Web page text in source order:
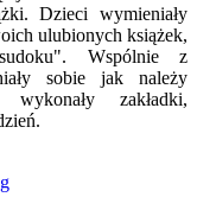
Dzieci wymieniały
ulubionych książek,
Wspólnie z
sobie jak należy
zakładki,